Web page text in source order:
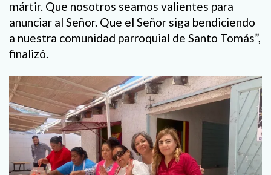
mártir. Que nosotros seamos valientes para
anunciar al Señor. Que el Señor siga bendiciendo
a nuestra comunidad parroquial de Santo Tomás”,
finalizó.